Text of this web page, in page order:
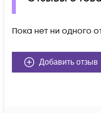
Пока нет ни одного
Добавить отзыв